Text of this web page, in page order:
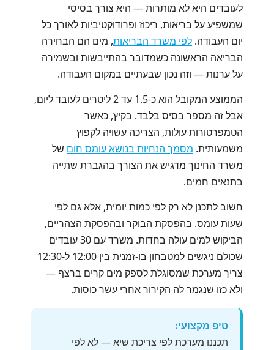
לעובדים היא לא מותרות — היא צורך בסיסי
שמשפיע על בריאות, ריכוז ופרודוקטיביות לאורך כל
יום העבודה. לפי משרד הבריאות, מים הם הבחירה
הבריאה הראשונה כשמדובר בהתייבשות ובשמירה
על ערנות — וזה נכון שבעתיים במקום העבודה.
הממוצע המקובל הוא כ-1.5 עד 2 ליטרים לעובד ליום,
אבל זה מספר בסיס בלבד. בקיץ, כאשר
הטמפרטורות עולות, הצריכה עשויה לקפוץ
משמעותית. מסמך הנחיות בנושא עומס חום של
משרד החינוך מדגיש את הצורך בהגברת שתייה
בתנאים חמים.
חשוב לתכנן לא רק לפי כמות יומית, אלא גם לפי
שעות עומס. בהפסקת הבוקר ובהפסקת הצהריים,
הביקוש למים עולה בחדות. משרד עם 30 עובדים
שכולם ניגשים למטבחון בו-זמנית בין 12:00 ל-12:30
צריך מערכת שמסוגלת לספק מים קרים ברצף —
ולא כזו שנגמר לה הקירור אחרי עשר כוסות.
טיפ מקצועי:
תכננו מערכת לפי צריכת שיא — לא לפי